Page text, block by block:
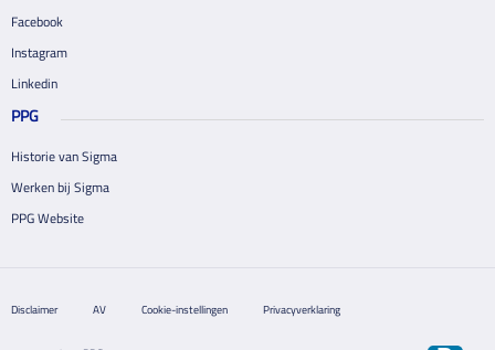
Facebook
Instagram
Linkedin
PPG
Historie van Sigma
Werken bij Sigma
PPG Website
Disclaimer AV Cookie-instellingen Privacyverklaring